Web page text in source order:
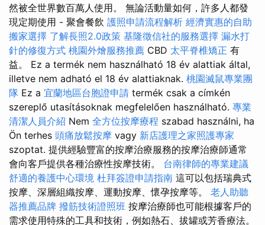
然被全世界數百萬人使用。 無論活動量如何，許多人都發
現定期使用 - 聚會餐飲 護照申請流程解析 經濟實惠的自助
搬家選擇 了解長照2.0政策 基隆徵信社的服務選擇 漏水打
針的修復方式 桃園外燴服務推薦 CBD 太平脊椎矯正 有
益。 Ez a termék nem használható 18 év alattiak által,
illetve nem adható el 18 év alattiaknak. 桃園滅鼠專業團
隊 Ez a 宜蘭地區台胞證申請 termék csak a címkén
szereplő utasításoknak megfelelően használható. 專業
清潔人員介紹 Nem 全方位按摩療程 szabad használni, ha
Ön terhes 頭痛放鬆按摩 vagy 新店護理之家照護專家
szoptat. 提供經驗豐富的按摩治療服務的按摩治療師通常
會向客戶提供各種治療性按摩技術。 台南律師的專業建議
舒適的養護中心環境 杜拜簽證申請指南 這可以包括瑞典式
按摩、深層組織按摩、運動按摩、懷孕按摩等。 老人助聽
器推薦品牌 撥筋技術證照班 按摩治療師也可能根據客戶的
需求使用特殊的工具和技術，例如熱石、拔罐或芳香療法。